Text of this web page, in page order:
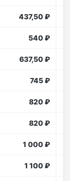
437,50 ₽
540 ₽
637,50 ₽
745 ₽
820 ₽
820 ₽
1 000 ₽
1 100 ₽